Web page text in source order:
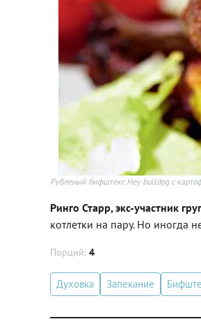
Рубленый бифштекс Hey bulldog с
Ринго Старр, экс-участник
котлетки на пару. Но иногда
Порций: 4
Духовка Запекание